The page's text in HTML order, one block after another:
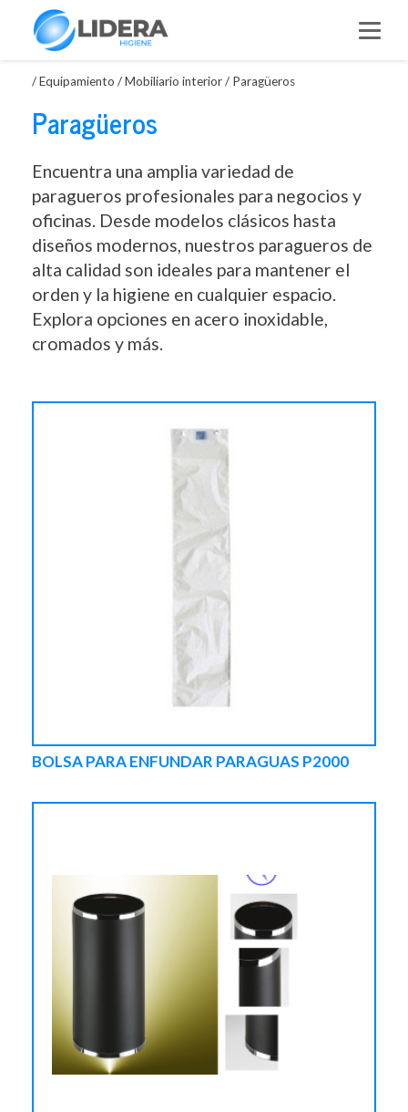
/Equipamiento /Mobiliario interior/ Paragüeros
Paragüeros
Encuentra una amplia variedad de
paragueros profesionales para negocios y
oficinas. Desde modelos clásicos hasta
diseños modernos, nuestros paragueros de
alta calidad son ideales para mantener el
orden y la higiene en cualquier espacio.
Explora opciones en acero inoxidable,
cromados y más.
BOLSA PARA ENFUNDAR PARAGUAS P2000